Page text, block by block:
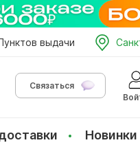
выдачи
Связаться
Новинки